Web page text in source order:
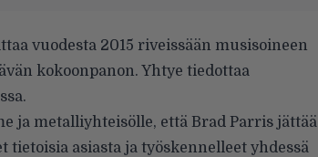
vuodesta 2015 riveissään musisoineen
kokoonpanon. Yhtye tiedottaa
ja metalliyhteisölle, että Brad Parris jättää
tietoisia asiasta ja työskennelleet yhdessä